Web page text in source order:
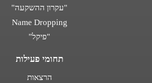
"עקרון ההשקעה"
Name Dropping
"פיקל"
תחומי פעילות
הרצאות